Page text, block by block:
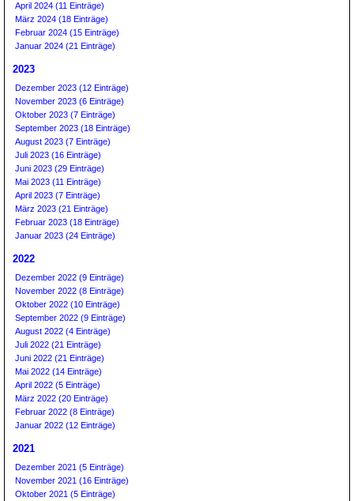
April 2024 (11 Einträge)
März 2024 (18 Einträge)
Februar 2024 (15 Einträge)
Januar 2024 (21 Einträge)
2023
Dezember 2023 (12 Einträge)
November 2023 (6 Einträge)
Oktober 2023 (7 Einträge)
September 2023 (18 Einträge)
August 2023 (7 Einträge)
Juli 2023 (16 Einträge)
Juni 2023 (29 Einträge)
Mai 2023 (11 Einträge)
April 2023 (7 Einträge)
März 2023 (21 Einträge)
Februar 2023 (18 Einträge)
Januar 2023 (24 Einträge)
2022
Dezember 2022 (9 Einträge)
November 2022 (8 Einträge)
Oktober 2022 (10 Einträge)
September 2022 (9 Einträge)
August 2022 (4 Einträge)
Juli 2022 (21 Einträge)
Juni 2022 (21 Einträge)
Mai 2022 (14 Einträge)
April 2022 (5 Einträge)
März 2022 (20 Einträge)
Februar 2022 (8 Einträge)
Januar 2022 (12 Einträge)
2021
Dezember 2021 (5 Einträge)
November 2021 (16 Einträge)
Oktober 2021 (5 Einträge)